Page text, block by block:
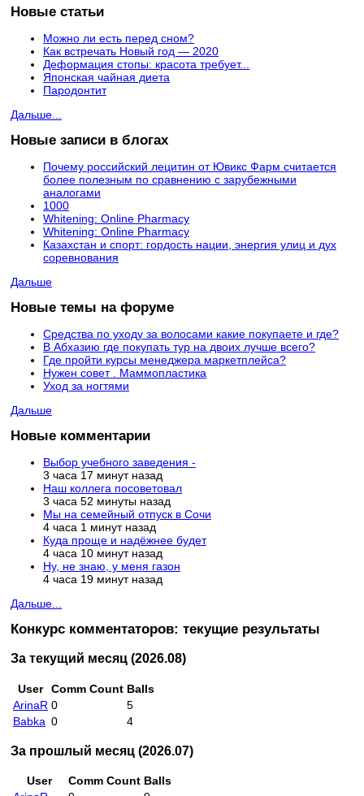
Новые статьи
Можно ли есть перед сном?
Как встречать Новый год — 2020
Деформация стопы: красота требует...
Японская чайная диета
Пародонтит
Дальше...
Новые записи в блогах
Почему российский лецитин от Ювикс Фарм считается
более полезным по сравнению с зарубежными
аналогами
1000
Whitening: Online Pharmacy
Whitening: Online Pharmacy
Казахстан и спорт: гордость нации, энергия улиц и дух
соревнования
Дальше
Новые темы на форуме
Средства по уходу за волосами какие покупаете и где?
В Абхазию где покупать тур на двоих лучше всего?
Где пройти курсы менеджера маркетплейса?
Нужен совет . Маммопластика
Уход за ногтями
Дальше
Новые комментарии
Выбор учебного заведения -
3 часа 17 минут назад
Наш коллега посоветовал
3 часа 52 минуты назад
Мы на семейный отпуск в Сочи
4 часа 1 минут назад
Куда проще и надёжнее будет
4 часа 10 минут назад
Ну, не знаю, у меня газон
4 часа 19 минут назад
Дальше...
Конкурс комментаторов: текущие результаты
За текущий месяц (2026.08)
User Comm Count Balls
ArinaR 0
5
Babka 0 4
За прошлый месяц (2026.07)
User Comm Count Balls